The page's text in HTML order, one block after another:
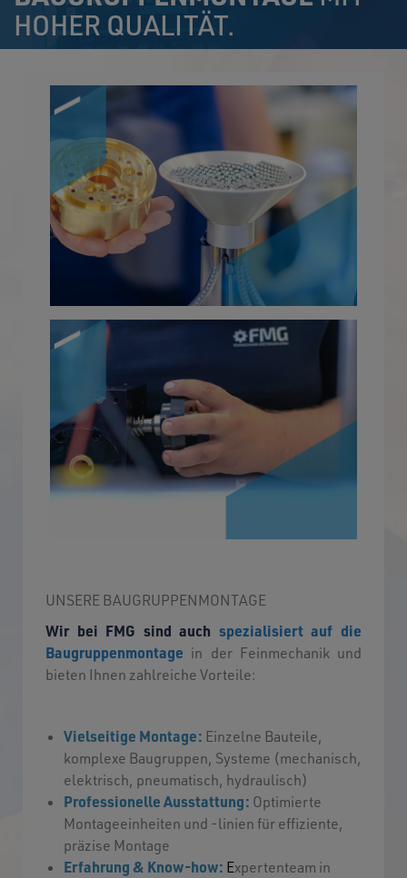
HOHER QUALITÄT.
UNSERE BAUGRUPPENMONTAGE
Wir bei FMG sind auch spezialisiert auf die
Baugruppenmontage in der Feinmechanik und
bieten Ihnen zahlreiche Vorteile:
Vielseitige Montage: Einzelne Bauteile,
komplexe Baugruppen, Systeme (mechanisch,
elektrisch, pneumatisch, hydraulisch)
Professionelle Ausstattung: Optimierte
Montageeinheiten und -linien für effiziente,
präzise Montage
Erfahrung & Know-how: Expertenteam in